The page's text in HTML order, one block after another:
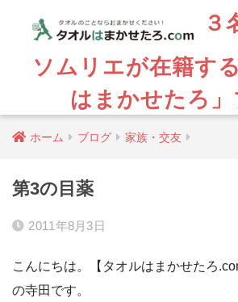
３
ソムリエが在籍す
はまかせたろ
ホーム ブログ 家族・交友
第3の目薬
2011年8月3日
こんにちは。【タオルはまかせたろ
の寺田です。